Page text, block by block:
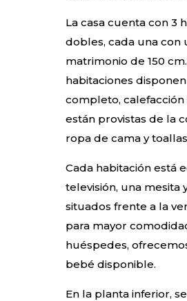
La casa cuenta con 3
dobles, cada una con
matrimonio de 150
habitaciones
completo, calefacción
están provistas de la
ropa de cama y
Cada habitación está
televisión, una mesita
situados frente a la
para mayor
huéspedes,
bebé disponible.
En la planta inferior,